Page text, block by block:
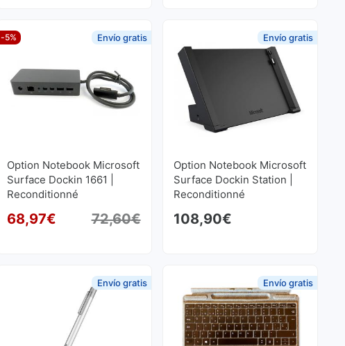
Option Notebook Microsoft
Surface Dockin 1661 |
Reconditionné
72,60€
Le prix initial était : 72,60€.
68,97€
Le prix actuel est : 68,97€.
-5% Envío gratis
Option Notebook Microsoft
Surface Dockin Station |
Reconditionné
108,90€
Envío gratis
Envío gratis Envío gratis